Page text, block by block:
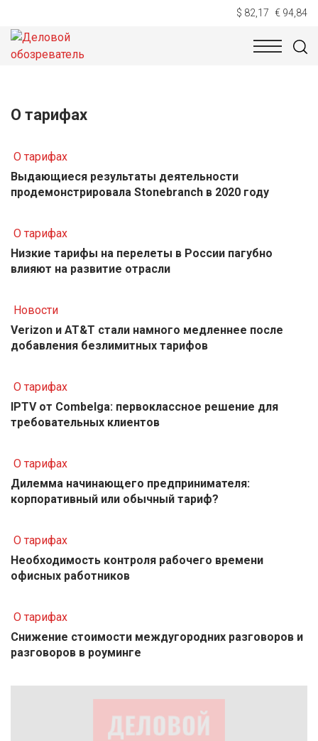
$ 82,17 € 94,84
НОВОСТИ
О тарифах
О тарифах
Выдающиеся результаты деятельности
продемонстрировала Stonebranch в 2020 году
О тарифах
Низкие тарифы на перелеты в России пагубно
влияют на развитие отрасли
Новости
Verizon и AT&T стали намного медленнее после
добавления безлимитных тарифов
О тарифах
IPTV от Combelga: первоклассное решение для
требовательных клиентов
О тарифах
Дилемма начинающего предпринимателя:
корпоративный или обычный тариф?
О тарифах
Необходимость контроля рабочего времени
офисных работников
О тарифах
Снижение стоимости междугородних разговоров и
разговоров в роуминге